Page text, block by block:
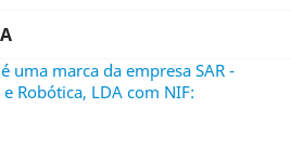
marca da empresa SAR -
Robótica, LDA com NIF: